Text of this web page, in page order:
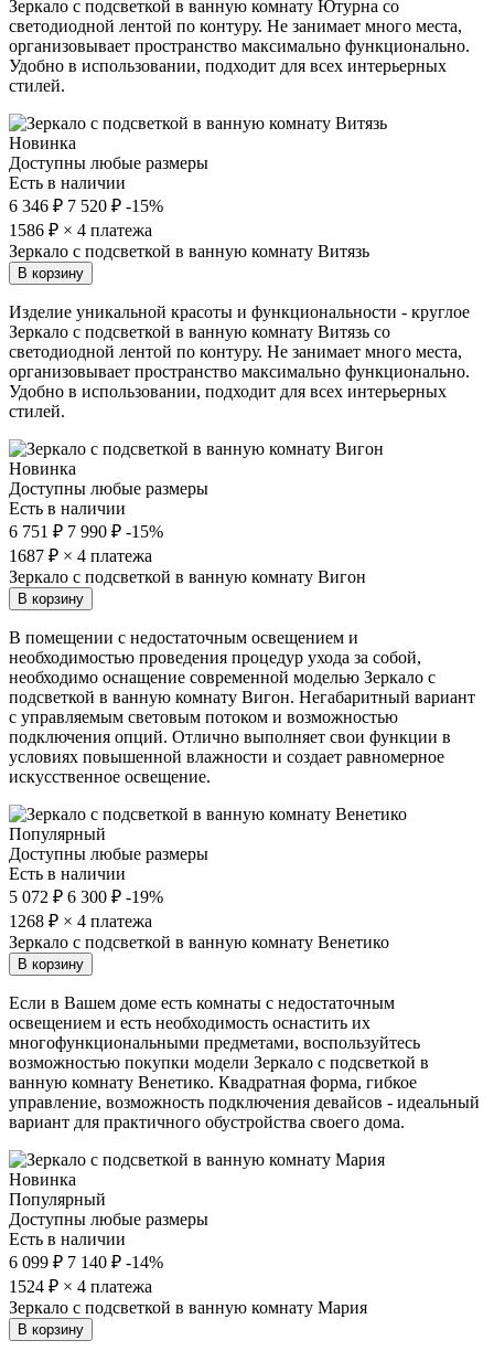
Зеркало с подсветкой в ванную комнату Ютурна со
светодиодной лентой по контуру. Не занимает много места,
организовывает пространство максимально функционально.
Удобно в использовании, подходит для всех интерьерных
стилей.
Новинка
Доступны любые размеры
Есть в наличии
6 346 ₽ 7 520 ₽ -15%
1586 ₽ × 4 платежа
Зеркало с подсветкой в ванную комнату Витязь
В корзину
Изделие уникальной красоты и функциональности - круглое
Зеркало с подсветкой в ванную комнату Витязь со
светодиодной лентой по контуру. Не занимает много места,
организовывает пространство максимально функционально.
Удобно в использовании, подходит для всех интерьерных
стилей.
Новинка
Доступны любые размеры
Есть в наличии
6 751 ₽ 7 990 ₽ -15%
1687 ₽ × 4 платежа
Зеркало с подсветкой в ванную комнату Вигон
В корзину
В помещении с недостаточным освещением и
необходимостью проведения процедур ухода за собой,
необходимо оснащение современной моделью Зеркало с
подсветкой в ванную комнату Вигон. Негабаритный вариант
с управляемым световым потоком и возможностью
подключения опций. Отлично выполняет свои функции в
условиях повышенной влажности и создает равномерное
искусственное освещение.
Популярный
Доступны любые размеры
Есть в наличии
5 072 ₽ 6 300 ₽ -19%
1268 ₽ × 4 платежа
Зеркало с подсветкой в ванную комнату Венетико
В корзину
Если в Вашем доме есть комнаты с недостаточным
освещением и есть необходимость оснастить их
многофункциональными предметами, воспользуйтесь
возможностью покупки модели Зеркало с подсветкой в
ванную комнату Венетико. Квадратная форма, гибкое
управление, возможность подключения девайсов - идеальный
вариант для практичного обустройства своего дома.
Новинка
Популярный
Доступны любые размеры
Есть в наличии
6 099 ₽ 7 140 ₽ -14%
1524 ₽ × 4 платежа
Зеркало с подсветкой в ванную комнату Мария
В корзину